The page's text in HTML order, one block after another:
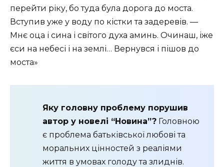
перейти ріку, бо туда була дорога до моста.
Вступив уже у воду по кістки та задеревів. —
Мнє оца і сина і світого духа аминь. Очинаш, іже
єси на небесі і на землі… Вернувся і пішов до
моста»
Яку головну проблему порушив
автор у новелі “Новина”? Головною
є проблема батьківської любові та
моральних цінностей з реаліями
життя в умовах голоду та злиднів.